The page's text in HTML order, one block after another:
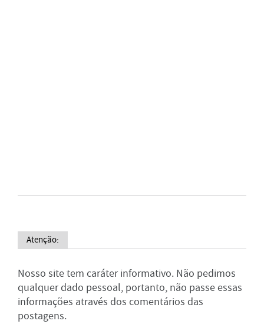
Atenção:
Nosso site tem caráter informativo. Não pedimos
qualquer dado pessoal, portanto, não passe essas
informações através dos comentários das
postagens.